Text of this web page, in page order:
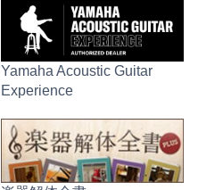
Yamaha Acoustic Guitar
Experience